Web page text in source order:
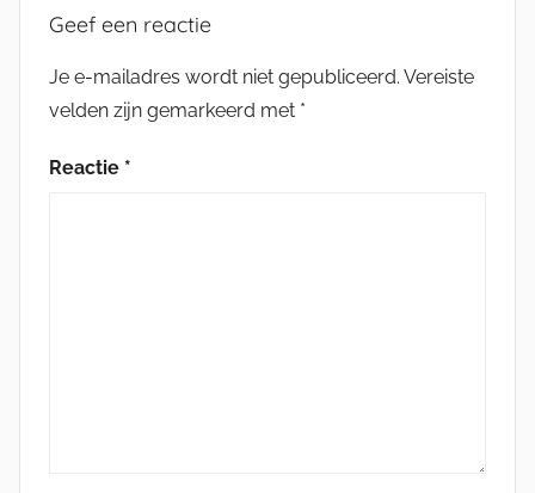
Geef een reactie
Je e-mailadres wordt niet gepubliceerd. Vereiste
velden zijn gemarkeerd met *
Reactie *